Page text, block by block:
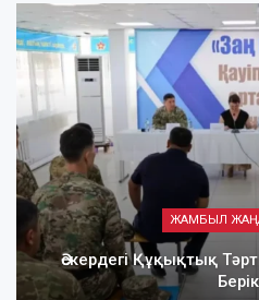
Әскердегі Құқықтық